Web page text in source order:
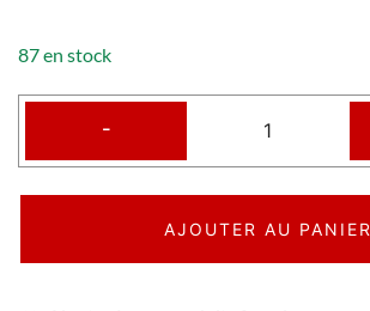
87 en stock
-
AJOUTER AU PANIER